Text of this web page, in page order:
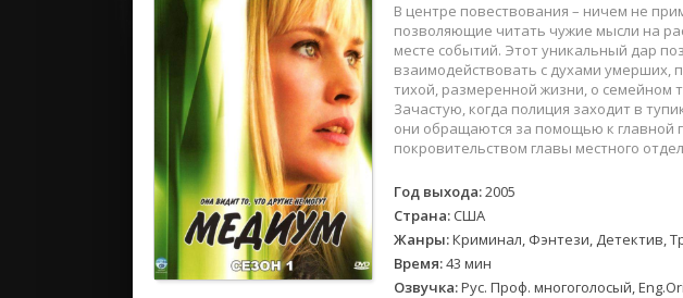
2019
2018
2017
Великобритания
Германия
Корея Южная
Канада
Индия
Драмы
В центре повествования – ничем не
позволяющие читать чужие мысли на
месте событий. Этот уникальный дар
взаимодействовать с духами умерших,
тихой, размеренной жизни, о семейном
Зачастую, когда полиция заходит в
они обращаются за помощью к главной
покровительством главы местного
Год выхода:2005
Страна: США
Жанры:Криминал, Фэнтези, Детектив,
Время:43 мин
Озвучка:Рус. Проф. многоголосый,